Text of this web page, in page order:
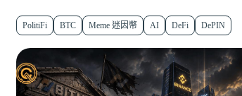
PolitiFi BTC Meme 迷因幣 AI DeFi DePIN